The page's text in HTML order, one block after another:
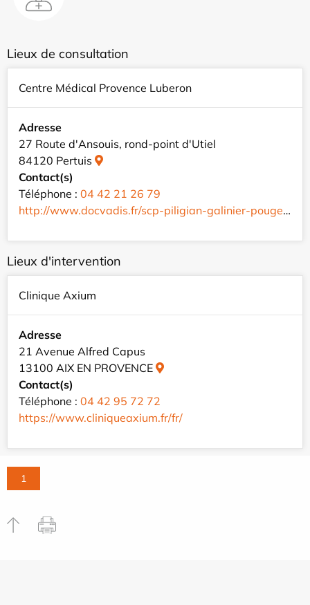
Lieux de consultation
Centre Médical Provence Luberon
Adresse
27 Route d'Ansouis, rond-point d'Utiel
84120 Pertuis
Contact(s)
Téléphone : 04 42 21 26 79
http://www.docvadis.fr/scp-piligian-galinier-pouget/index.html
Lieux d'intervention
Clinique Axium
Adresse
21 Avenue Alfred Capus
13100 AIX EN PROVENCE
Contact(s)
Téléphone : 04 42 95 72 72
https://www.cliniqueaxium.fr/fr/
1